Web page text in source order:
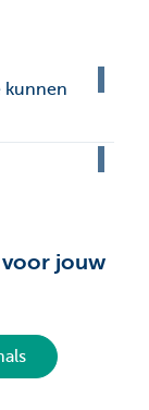
kunnen
jouw